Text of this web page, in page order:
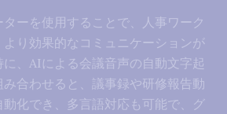
ーを使用することで、人事ワーク
より効果的なコミュニケーションが
、AIによる会議音声の自動文字起
合わせると、議事録や研修報告動
化でき、多言語対応も可能で、グ